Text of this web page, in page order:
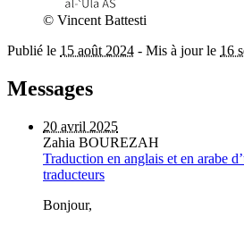
© Vincent Battesti
Publié le 15 août 2024 - Mis à jour le 16
Messages
20 avril 2025
Zahia BOUREZAH
Traduction en anglais et en arabe
traducteurs
Bonjour,